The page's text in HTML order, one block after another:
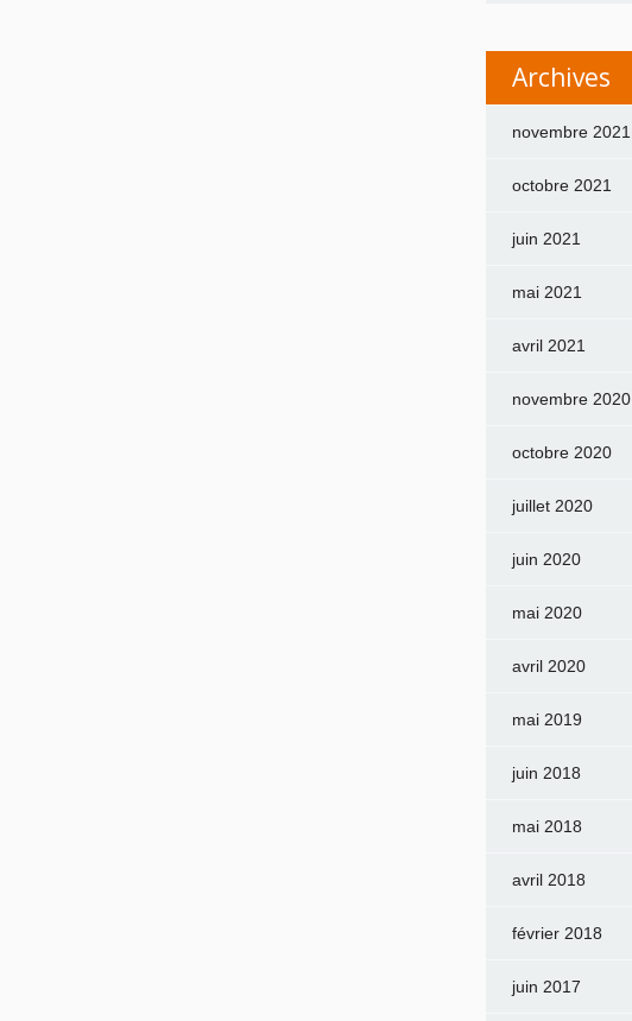
Archives
novembre 2021
octobre 2021
juin 2021
mai 2021
avril 2021
novembre 2020
octobre 2020
juillet 2020
juin 2020
mai 2020
avril 2020
mai 2019
juin 2018
mai 2018
avril 2018
février 2018
juin 2017